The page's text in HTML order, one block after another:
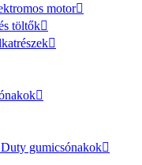
motor
töltők
gumicsónakok